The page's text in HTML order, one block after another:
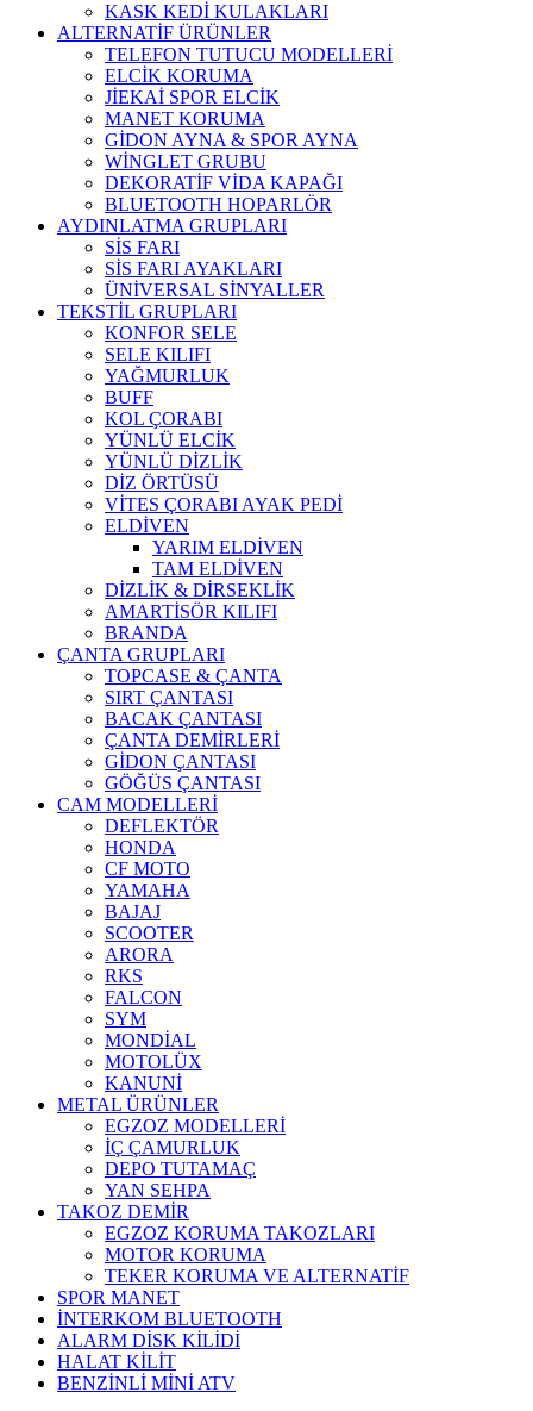
KASK KEDİ KULAKLARI
ALTERNATİF ÜRÜNLER
TELEFON TUTUCU MODELLERİ
ELCİK KORUMA
JİEKAİ SPOR ELCİK
MANET KORUMA
GİDON AYNA & SPOR AYNA
WİNGLET GRUBU
DEKORATİF VİDA KAPAĞI
BLUETOOTH HOPARLÖR
AYDINLATMA GRUPLARI
SİS FARI
SİS FARI AYAKLARI
ÜNİVERSAL SİNYALLER
TEKSTİL GRUPLARI
KONFOR SELE
SELE KILIFI
YAĞMURLUK
BUFF
KOL ÇORABI
YÜNLÜ ELCİK
YÜNLÜ DİZLİK
DİZ ÖRTÜSÜ
VİTES ÇORABI AYAK PEDİ
ELDİVEN
YARIM ELDİVEN
TAM ELDİVEN
DİZLİK & DİRSEKLİK
AMARTİSÖR KILIFI
BRANDA
ÇANTA GRUPLARI
TOPCASE & ÇANTA
SIRT ÇANTASI
BACAK ÇANTASI
ÇANTA DEMİRLERİ
GİDON ÇANTASI
GÖĞÜS ÇANTASI
CAM MODELLERİ
DEFLEKTÖR
HONDA
CF MOTO
YAMAHA
BAJAJ
SCOOTER
ARORA
RKS
FALCON
SYM
MONDİAL
MOTOLÜX
KANUNİ
METAL ÜRÜNLER
EGZOZ MODELLERİ
İÇ ÇAMURLUK
DEPO TUTAMAÇ
YAN SEHPA
TAKOZ DEMİR
EGZOZ KORUMA TAKOZLARI
MOTOR KORUMA
TEKER KORUMA VE ALTERNATİF
SPOR MANET
İNTERKOM BLUETOOTH
ALARM DİSK KİLİDİ
HALAT KİLİT
BENZİNLİ MİNİ ATV